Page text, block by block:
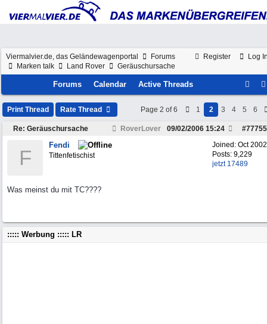
Register Log
Viermalvier.de, das Geländewagenportal
Forums
Marken talk
Land Rover Geräuschursache
Forums Calendar Active Threads
Print Thread Rate Thread Page 2 of 6 1 2 3 4 5 6
Re: Geräuschursache RoverLover #77755
09/02/2006 15:24
Joined: Oct 2002
Posts: 9,229
jetzt 17489
F
Fendi
Tittenfetischist
Was meinst du mit TC????
::::: Werbung ::::: LR